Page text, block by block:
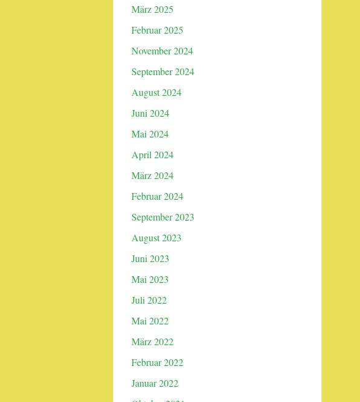
März 2025
Februar 2025
November 2024
September 2024
August 2024
Juni 2024
Mai 2024
April 2024
März 2024
Februar 2024
September 2023
August 2023
Juni 2023
Mai 2023
Juli 2022
Mai 2022
März 2022
Februar 2022
Januar 2022